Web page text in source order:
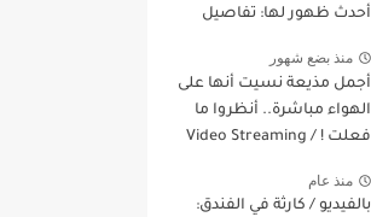
أحدث ظهور لها: تفاصيل
منذ بضع شهور
أجمل مذيعة نسيت أنها على
الهواء مباشرة.. أنظروا ما
فعلت ! / Video Streaming
منذ عام
بالفيديو / كارثة في الفندق: